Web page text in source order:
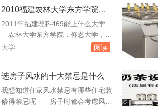
2010福建农林大学东方学院的
宿舍条件怎么样
2011年福建理科469能上什么大学
农林大学东方学院，仰恩大学，师
范大学闽南科技学院，农林大学金山
语外贸。原来的福建交通职业技术学
院，先给你看数据，08年理科本科
线428，交通切线406，，09年本科
大学 阅读
选房子风水的十大禁忌是什么
我想知道住家风水禁忌有哪些住宅装
修得禁忌呢 房子时都会考虑风水